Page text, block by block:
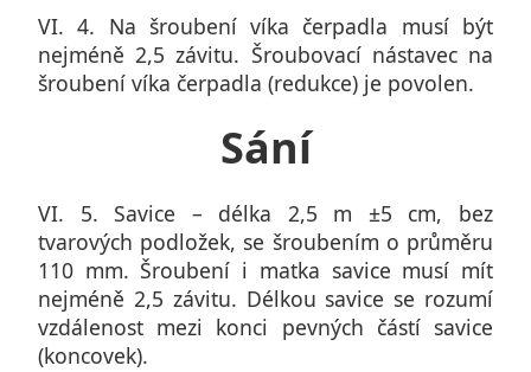
VI. 4. Na šroubení víka čerpadla musí být
nejméně 2,5 závitu. Šroubovací nástavec na
šroubení víka čerpadla (redukce) je povolen.
Sání
VI. 5. Savice – délka 2,5 m ±5 cm, bez
tvarových podložek, se šroubením o průměru
110 mm. Šroubení i matka savice musí mít
nejméně 2,5 závitu. Délkou savice se rozumí
vzdálenost mezi konci pevných částí savice
(koncovek).